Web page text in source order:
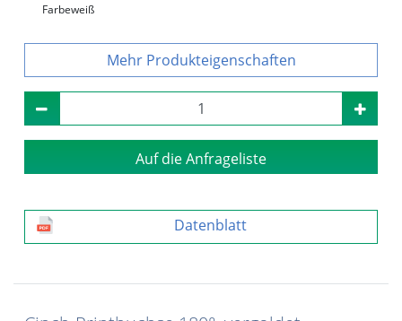
Farbeweiß
Produkteigenschaften
Auf die Anfrageliste
Datenblatt